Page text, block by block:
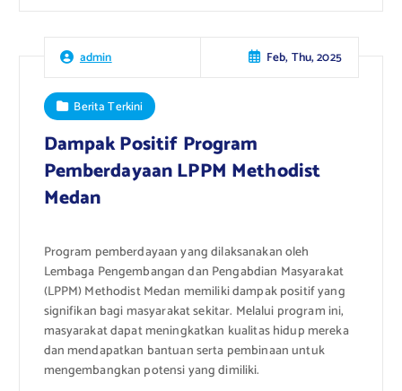
admin Feb, Thu, 2025
Berita Terkini
Dampak Positif Program
Pemberdayaan LPPM Methodist
Medan
Program pemberdayaan yang dilaksanakan oleh
Lembaga Pengembangan dan Pengabdian Masyarakat
(LPPM) Methodist Medan memiliki dampak positif yang
signifikan bagi masyarakat sekitar. Melalui program ini,
masyarakat dapat meningkatkan kualitas hidup mereka
dan mendapatkan bantuan serta pembinaan untuk
mengembangkan potensi yang dimiliki.